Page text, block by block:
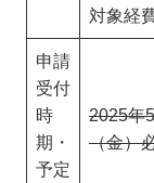
対象経
申請
受付
時
期・
予定
2025年
（金）